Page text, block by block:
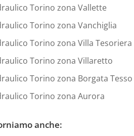
Torino zona Vallette
Torino zona Vanchiglia
Torino zona Villa Tesoriera
Torino zona Villaretto
Torino zona Borgata Tesso
Torino zona Aurora
anche: